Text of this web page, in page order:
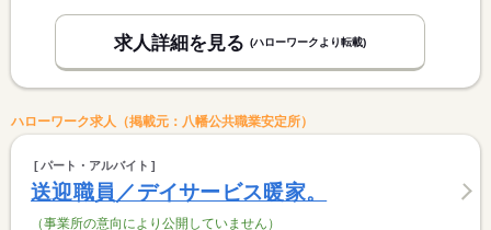
求人詳細を見る (ハローワークより転載)
ハローワーク求人（掲載元：八幡公共職業安定所）
パート・アルバイト
送迎職員／デイサービス暖家。
（事業所の意向により公開していません）